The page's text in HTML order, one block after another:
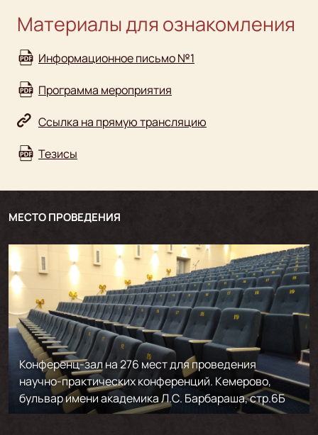
Материалы для ознакомления
Информационное письмо №1
Программа мероприятия
Ссылка на прямую трансляцию
Тезисы
МЕСТО ПРОВЕДЕНИЯ
Конференц-зал на 276 мест для проведения
научно-практических конференций. Кемерово,
бульвар имени академика Л.С. Барбараша, стр.6Б